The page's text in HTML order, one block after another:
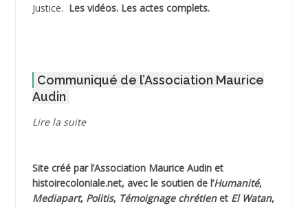
ADOUL Arab *
AGOULMINE
AHLOUCHE Mabrouk *
Justice. Les vidéos. Les actes complets.
Communiqué de l’Association Maurice
Audin
Lire la suite
Site créé par l’Association Maurice Audinet
histoirecoloniale.net, avec le soutien de l’Humanité,
Mediapart, Politis, Témoignage chrétienet El Watan,